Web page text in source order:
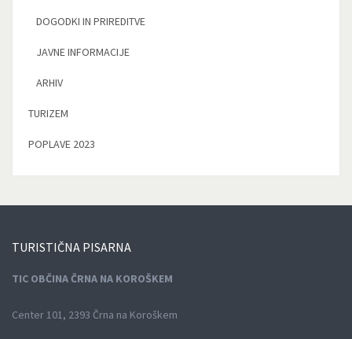
DOGODKI IN PRIREDITVE
JAVNE INFORMACIJE
ARHIV
TURIZEM
POPLAVE 2023
TURISTIČNA PISARNA
TIC OBČINA ČRNA NA KOROŠKEM
Center 101, 2393 Črna na Koroškem